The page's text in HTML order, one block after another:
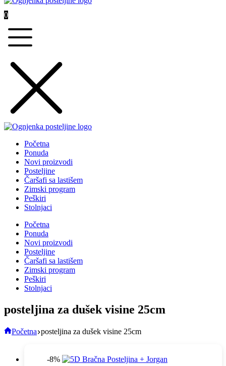
0
Početna
Ponuda
Novi proizvodi
Posteljine
Čaršafi sa lastišem
Zimski program
Peškiri
Stolnjaci
Početna
Ponuda
Novi proizvodi
Posteljine
Čaršafi sa lastišem
Zimski program
Peškiri
Stolnjaci
posteljina za dušek visine 25cm
Početna posteljina za dušek visine 25cm
-8%